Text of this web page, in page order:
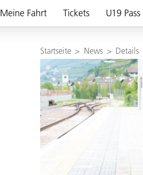
Meine Fahrt Tickets U19 Pass
Startseite > News > Details